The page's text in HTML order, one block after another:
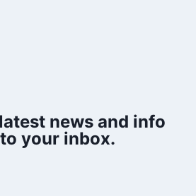
news and info
your inbox.